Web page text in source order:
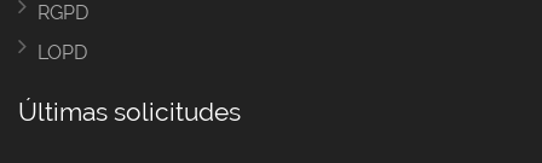
RGPD
LOPD
Últimas solicitudes